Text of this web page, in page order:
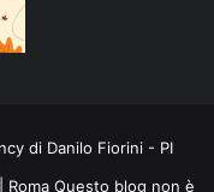
di Danilo Fiorini - PI
Roma Questo blog non è